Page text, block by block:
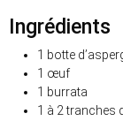
Ingrédients
1 botte
1 œuf
1 burrata
1 à 2 tranches